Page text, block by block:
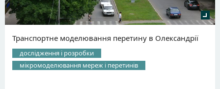
Транспортне моделювання перетину в Олександрії
дослідження і розробки
мікромоделювання мереж і перетинів